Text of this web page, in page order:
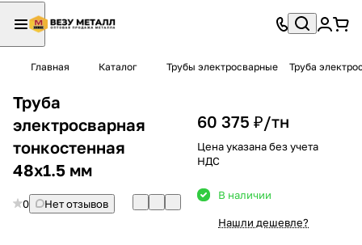
Главная Каталог Трубы электросварные Труба
Труба
электросварная
тонкостенная
48х1.5 мм
0 Нет отзывов
60 375 ₽/тн
Цена указана без учета
НДС
В наличии
Нашли дешевле?